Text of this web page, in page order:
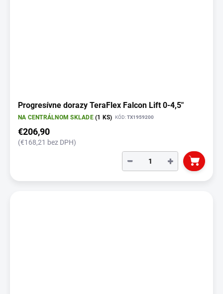
Progresívne dorazy TeraFlex Falcon Lift 0-4,5"
NA CENTRÁLNOM SKLADE(1 KS) KÓD:TX1959200
€206,90
(€168,21 bez DPH)
+
−